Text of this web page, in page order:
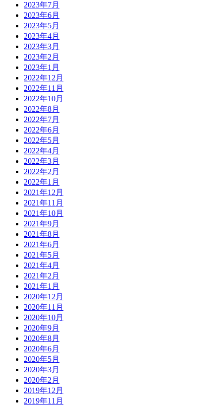
2023年7月
2023年6月
2023年5月
2023年4月
2023年3月
2023年2月
2023年1月
2022年12月
2022年11月
2022年10月
2022年8月
2022年7月
2022年6月
2022年5月
2022年4月
2022年3月
2022年2月
2022年1月
2021年12月
2021年11月
2021年10月
2021年9月
2021年8月
2021年6月
2021年5月
2021年4月
2021年2月
2021年1月
2020年12月
2020年11月
2020年10月
2020年9月
2020年8月
2020年6月
2020年5月
2020年3月
2020年2月
2019年12月
2019年11月